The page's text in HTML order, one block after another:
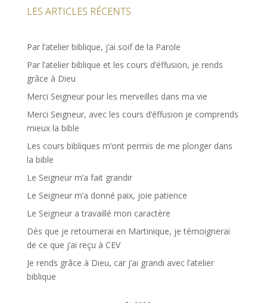
LES ARTICLES RÉCENTS
Par l’atelier biblique, j’ai soif de la Parole
Par l’atelier biblique et les cours d’éffusion, je rends
grâce à Dieu
Merci Seigneur pour les merveilles dans ma vie
Merci Seigneur, avec les cours d’éffusion je comprends
mieux la bible
Les cours bibliques m’ont permis de me plonger dans
la bible
Le Seigneur m’a fait grandir
Le Seigneur m’a donné paix, joie patience
Le Seigneur a travaillé mon caractère
Dès que je retournerai en Martinique, je témoignerai
de ce que j’ai reçu à CEV
Je rends grâce à Dieu, car j’ai grandi avec l’atelier
biblique